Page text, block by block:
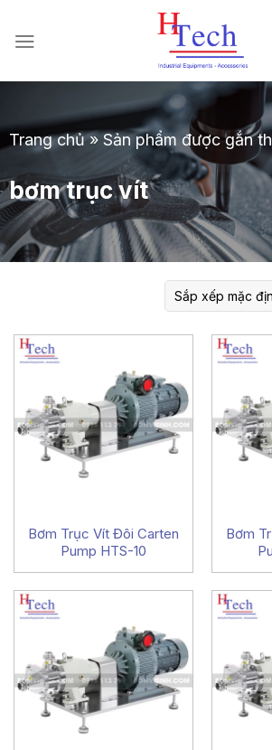
đến
dung
Trang chủ»Sản phẩm được gắn
bơm trục vít
Bơm Trục Vít Đôi Carten
Pump HTS-10
Bơm